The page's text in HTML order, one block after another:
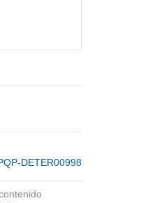
DETER00998